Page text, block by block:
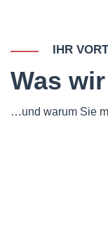
IHR
Was
…und warum Sie